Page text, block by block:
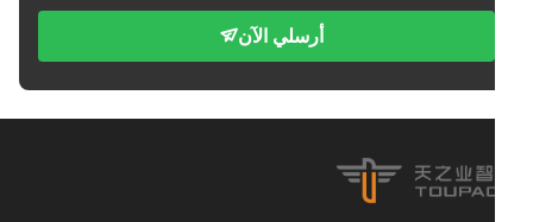
أرسلي الآن